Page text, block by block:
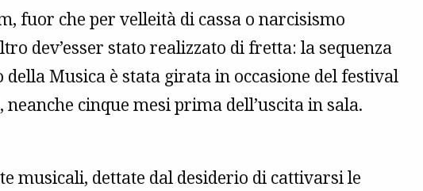
fuor che per velleità di cassa o narcisismo
dev’esser stato realizzato di fretta: la sequenza
Musica è stata girata in occasione del festival
, neanche cinque mesi prima dell’uscita in sala.
musicali, dettate dal desiderio di cattivarsi le